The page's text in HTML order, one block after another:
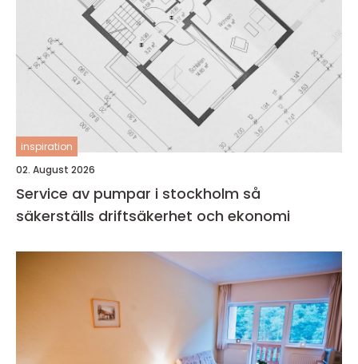
inspiration
02. August 2026
Service av pumpar i stockholm så
säkerställs driftsäkerhet och ekonomi